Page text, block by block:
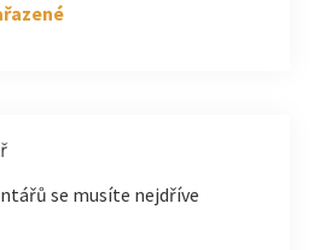
se musíte nejdříve